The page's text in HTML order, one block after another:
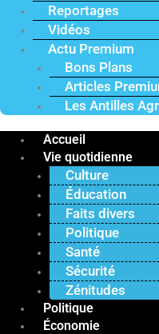
Reportages
Vidéos
Actu Premium
Bons Plans
Articles
Les Antilles
Accueil
Vie quotidienne
Culture
Éducation
Faits divers
Politique
Santé
Sécurité
Zénitudes
Politique
Économie